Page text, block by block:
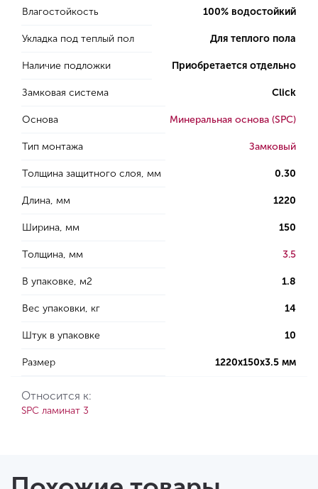
Влагостойкость 100% водостойкий
Укладка под теплый пол Для теплого пола
Наличие подложки Приобретается отдельно
Замковая система Click
Основа Минеральная основа (SPC)
Тип монтажа Замковый
Толщина защитного слоя, мм 0.30
Длина, мм 1220
Ширина, мм 150
Толщина, мм 3.5
В упаковке, м2 1.8
Вес упаковки, кг 14
Штук в упаковке 10
Размер 1220х150х3.5 мм
Относится к:
SPC ламинат 3